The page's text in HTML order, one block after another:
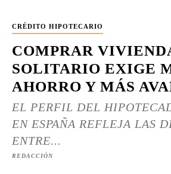
CRÉDITO HIPOTECARIO
COMPRAR
SOLITARIO EXIGE
AHORRO Y MÁS
EL PERFIL DEL
EN ESPAÑA REFLEJA LAS
ENTRE...
REDACCIÓN